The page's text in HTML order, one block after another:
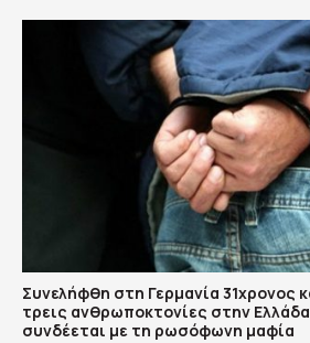
Συνελήφθη στη Γερμανία 31χρονος
τρεις ανθρωποκτονίες στην
συνδέεται με τη ρωσόφωνη μαφία